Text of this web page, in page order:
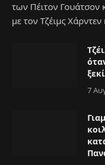
των Πέιτον Γουάτσον
με τον Τζέιμς
7